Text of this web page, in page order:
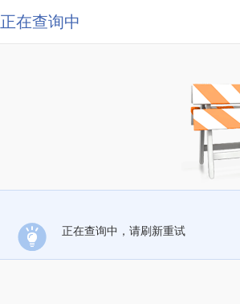
正在查询中
正在查询中，请刷新重试